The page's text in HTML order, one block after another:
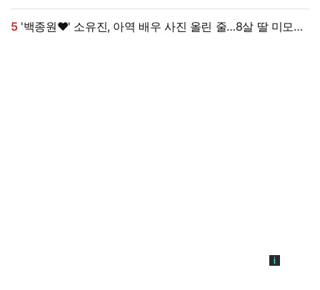
N회차"
5'백종원♥' 소유진, 아역 배우 사진 올린 줄…8살 딸 미모